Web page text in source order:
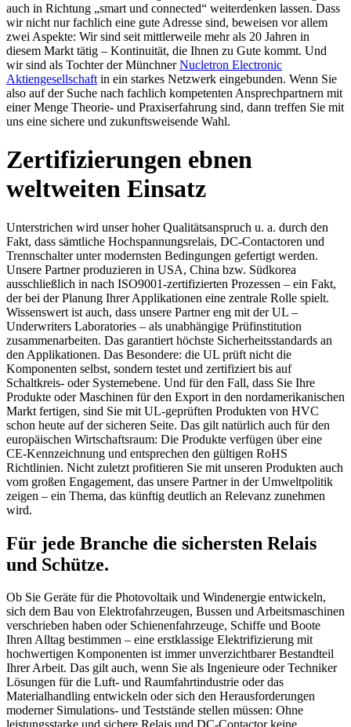
auch in Richtung „smart und connected“ weiterdenken lassen. Dass
wir nicht nur fachlich eine gute Adresse sind, beweisen vor allem
zwei Aspekte: Wir sind seit mittlerweile mehr als 20 Jahren in
diesem Markt tätig – Kontinuität, die Ihnen zu Gute kommt. Und
wir sind als Tochter der MünchnerNucletron Electronic
Aktiengesellschaft in ein starkes Netzwerk eingebunden. Wenn Sie
also auf der Suche nach fachlich kompetenten Ansprechpartnern mit
einer Menge Theorie- und Praxiserfahrung sind, dann treffen Sie mit
uns eine sichere und zukunftsweisende Wahl.
Zertifizierungen ebnen
weltweiten Einsatz
Unterstrichen wird unser hoher Qualitätsanspruch u. a. durch den
Fakt, dass sämtliche Hochspannungsrelais, DC-Contactoren und
Trennschalter unter modernsten Bedingungen gefertigt werden.
Unsere Partner produzieren in USA, China bzw. Südkorea
ausschließlich in nach ISO9001-zertifizierten Prozessen – ein Fakt,
der bei der Planung Ihrer Applikationen eine zentrale Rolle spielt.
Wissenswert ist auch, dass unsere Partner eng mit der UL –
Underwriters Laboratories – als unabhängige Prüfinstitution
zusammenarbeiten. Das garantiert höchste Sicherheitsstandards an
den Applikationen. Das Besondere: die UL prüft nicht die
Komponenten selbst, sondern testet und zertifiziert bis auf
Schaltkreis- oder Systemebene. Und für den Fall, dass Sie Ihre
Produkte oder Maschinen für den Export in den nordamerikanischen
Markt fertigen, sind Sie mit UL-geprüften Produkten von HVC
schon heute auf der sicheren Seite. Das gilt natürlich auch für den
europäischen Wirtschaftsraum: Die Produkte verfügen über eine
CE-Kennzeichnung und entsprechen den gültigen RoHS
Richtlinien. Nicht zuletzt profitieren Sie mit unseren Produkten auch
vom großen Engagement, das unsere Partner in der Umweltpolitik
zeigen – ein Thema, das künftig deutlich an Relevanz zunehmen
wird.
Für jede Branche die sichersten Relais
und Schütze.
Ob Sie Geräte für die Photovoltaik und Windenergie entwickeln,
sich dem Bau von Elektrofahrzeugen, Bussen und Arbeitsmaschinen
verschrieben haben oder Schienenfahrzeuge, Schiffe und Boote
Ihren Alltag bestimmen – eine erstklassige Elektrifizierung mit
hochwertigen Komponenten ist immer unverzichtbarer Bestandteil
Ihrer Arbeit. Das gilt auch, wenn Sie als Ingenieure oder Techniker
Lösungen für die Luft- und Raumfahrtindustrie oder das
Materialhandling entwickeln oder sich den Herausforderungen
moderner Simulations- und Teststände stellen müssen: Ohne